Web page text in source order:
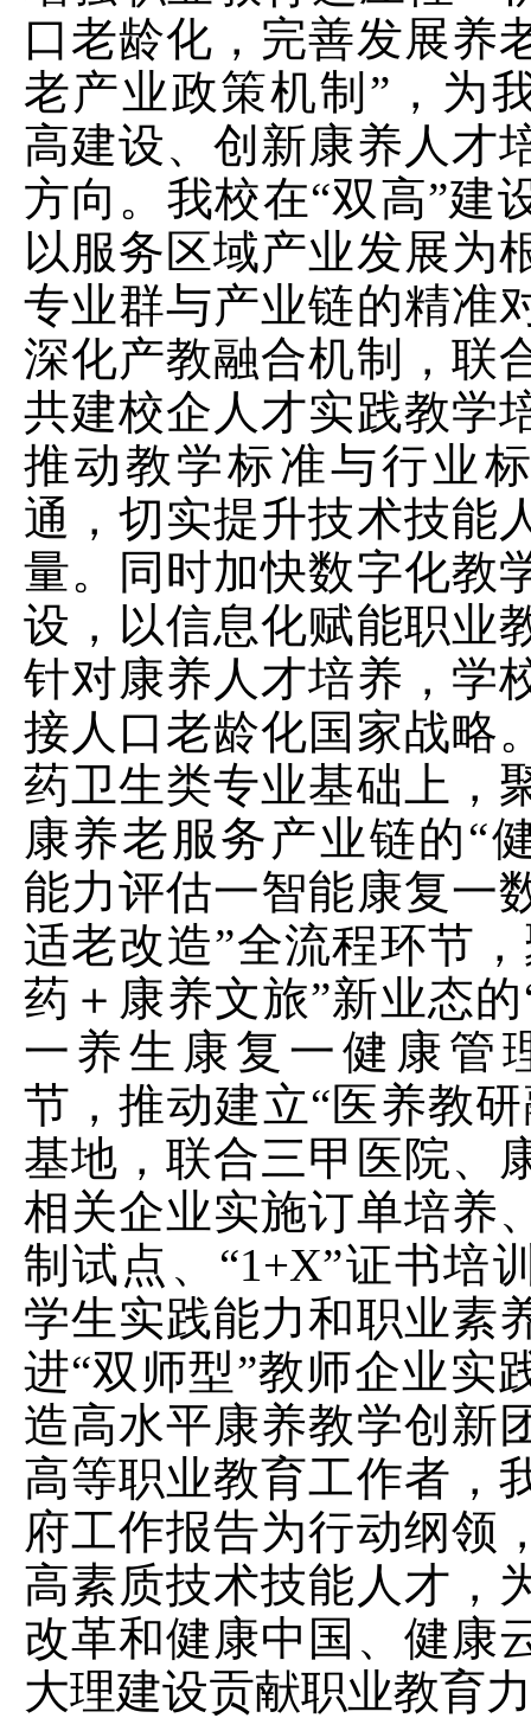
口老龄化，完善发展养
老产业政策机制”，为
高建设、创新康养人才
方向。我校在“双高”建
以服务区域产业发展为
专业群与产业链的精准
深化产教融合机制，联
共建校企人才实践教学
推动教学标准与行业
通，切实提升技术技能
量。同时加快数字化教
设，以信息化赋能职业
针对康养人才培养，学
接人口老龄化国家战略
药卫生类专业基础上，
康养老服务产业链的“
能力评估一智能康复一
适老改造”全流程环节
药＋康养文旅”新业态
一养生康复一健康管
节，推动建立“医养教
基地，联合三甲医院、
相关企业实施订单培养
制试点、“1+X”证书培
学生实践能力和职业素
进“双师型”教师企业实
造高水平康养教学创新
高等职业教育工作者，
府工作报告为行动纲领
高素质技术技能人才，
改革和健康中国、健康
大理建设贡献职业教育